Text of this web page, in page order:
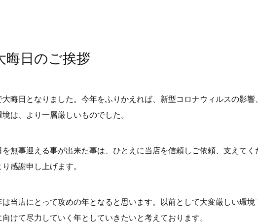
日のご挨拶
晦日となりました。今年をふりかえれば、新型コロナウィルスの影響
は、より一層厳しいものでした。
無事迎える事が出来た事は、ひとえに当店を信頼しご依頼、支えてく
感謝申し上げます。
当店にとって攻めの年となると思います。以前として大変厳しい環境
けて尽力していく年としていきたいと考えております。